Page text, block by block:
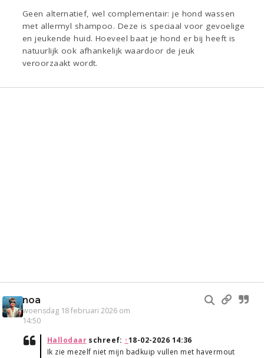
Geen alternatief, wel complementair: je hond wassen
met allermyl shampoo. Deze is speciaal voor gevoelige
en jeukende huid. Hoeveel baat je hond er bij heeft is
natuurlijk ook afhankelijk waardoor de jeuk
veroorzaakt wordt.
noa
woensdag 18 februari 2026 om
14:50
Hallodaarschreef: ↑18-02-2026 14:36
Ik zie mezelf niet mijn badkuip vullen met havermout